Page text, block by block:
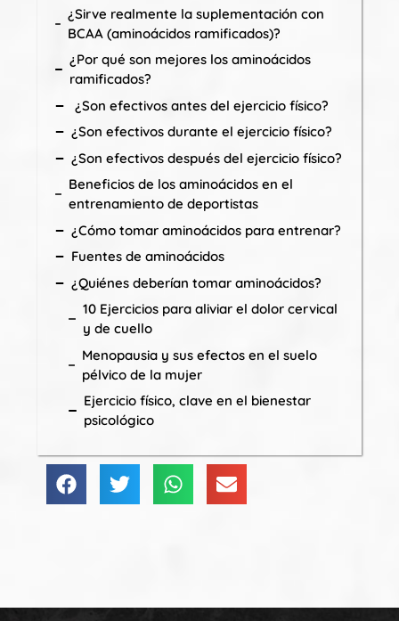
¿Sirve realmente la suplementación con
BCAA (aminoácidos ramificados)?
¿Por qué son mejores los aminoácidos
ramificados?
¿Son efectivos antes del ejercicio físico?
¿Son efectivos durante el ejercicio físico?
¿Son efectivos después del ejercicio físico?
Beneficios de los aminoácidos en el
entrenamiento de deportistas
¿Cómo tomar aminoácidos para entrenar?
Fuentes de aminoácidos
¿Quiénes deberían tomar aminoácidos?
10 Ejercicios para aliviar el dolor cervical
y de cuello
Menopausia y sus efectos en el suelo
pélvico de la mujer
Ejercicio físico, clave en el bienestar
psicológico